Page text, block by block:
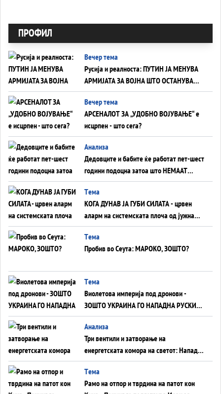
ПРОФИЛ
Вечер тема
Русија и реалноста: ПУТИН ЈА МЕНУВА
АРМИЈАТА ЗА ВОЈНА ШТО ОСТАНУВА
БЕЗ ФРОНТ
Вечер тема
АРСЕНАЛОТ ЗА „УДОБНО ВОЈУВАЊЕ“ е
исцрпен - што сега?
Анализа
Дедовците и бабите ќе работат пет-шест
години подоцна затоа што НЕМААТ
ВНУЦИ ДА ГИ ЗАМЕНАТ
Tема
КОГА ДУНАВ ЈА ГУБИ СИЛАТА - црвен
аларм на системската плоча од јужна
Германија до Црното Море...
Tема
Пробив во Сеута: МАРОКО, ЗОШТО?
Tема
Виолетова империја под дронови -
ЗОШТО УКРАИНА ГО НАПАДНА РУСКИОТ
WILDBERRIES
Aнализа
Три вентили и затворање на
енергетската комора на светот: Нападот
во Суец најавува глобален енергетски
инфаркт?
Tема
Рамо на отпор и тврдина на патот кон